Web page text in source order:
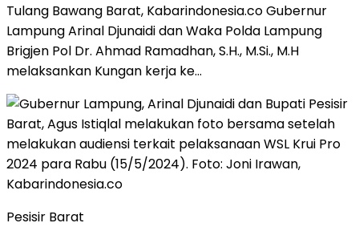
Tulang Bawang Barat, Kabarindonesia.co Gubernur
Lampung Arinal Djunaidi dan Waka Polda Lampung
Brigjen Pol Dr. Ahmad Ramadhan, S.H., M.Si., M.H
melaksankan Kungan kerja ke…
Pesisir Barat